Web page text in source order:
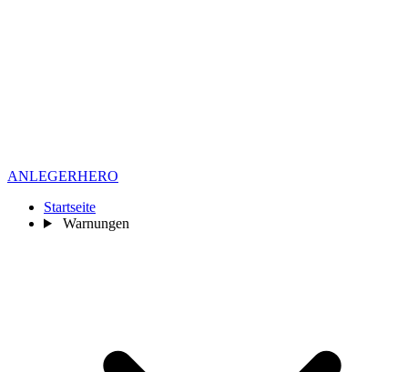
ANLEGERHERO
Startseite
Warnungen